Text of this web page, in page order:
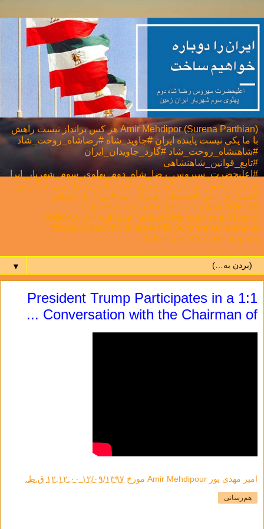
Amir Mehdipor (Surena Parthian) هر كس برانداز نيست راهش
با ما يكی نيست پاینده ایران #جاوید_شاه #رضاشاه_روحت_شاد
#شاهنشاه_روحت_شاد #گارد_جاویدان_ایران
#تابع_قوانین_شاهنشاهی
#اعلیحضرت_سیروس_رضا_شاه_دوم_پهلوی_سوم_شهریار_ایرا
ن_زمین #نور_بر_تاریکی_پیروز_است #ایران_را_پس_میگیریم
#همکاری_ملی⁩ #هموطن_همراه_شو #لبیک_یا_نتانیاهو
#CyrusAccords #KingRezaPahlavi #MIGA
#MIGAwithKingRezaPahlavi #MahsaAmini #Trump
#IraniansStandWithIsrael #IRGCterrorists #atheist
#atheisme #AmirMehdipour
▼
President Trump Participates in a 1:1
Conversation with the Chairman of ...
امیر مهدی پور Amir Mehdipour مورخ ۱۲/۰۹/۱۳۹۷ ۱۲:۱۲:۰۰ ق.ظ.
هم‌رسانی